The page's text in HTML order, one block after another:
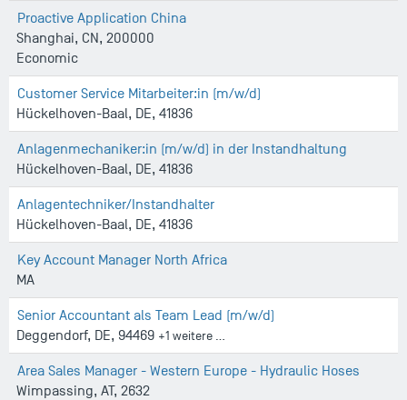
Proactive Application China
Shanghai, CN, 200000
Economic
Customer Service Mitarbeiter:in (m/w/d)
Hückelhoven-Baal, DE, 41836
Anlagenmechaniker:in (m/w/d) in der Instandhaltung
Hückelhoven-Baal, DE, 41836
Anlagentechniker/Instandhalter
Hückelhoven-Baal, DE, 41836
Key Account Manager North Africa
MA
Senior Accountant als Team Lead (m/w/d)
Deggendorf, DE, 94469 +1 weitere …
Area Sales Manager - Western Europe - Hydraulic Hoses
Wimpassing, AT, 2632